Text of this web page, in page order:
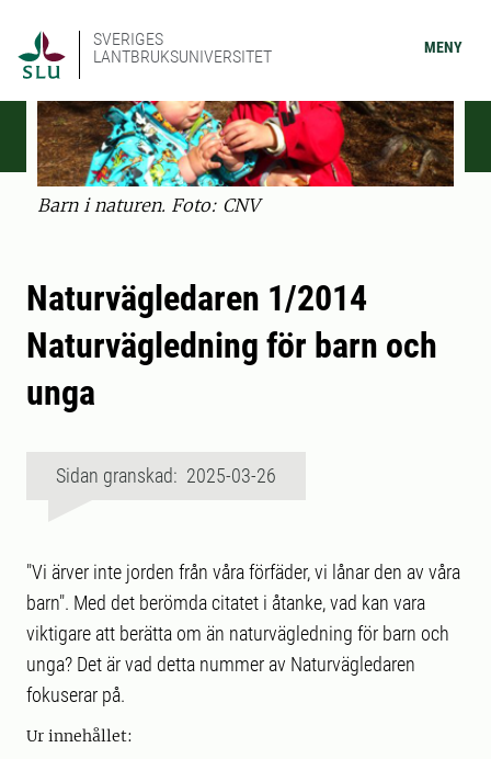
SVERIGES
LANTBRUKSUNIVERSITET
MENY
Barn i naturen. Foto: CNV
Naturvägledaren 1/2014
Naturvägledning för barn och
unga
Sidan granskad: 2025-03-26
"Vi ärver inte jorden från våra förfäder, vi lånar den av våra
barn". Med det berömda citatet i åtanke, vad kan vara
viktigare att berätta om än naturvägledning för barn och
unga? Det är vad detta nummer av Naturvägledaren
fokuserar på.
Ur innehållet: